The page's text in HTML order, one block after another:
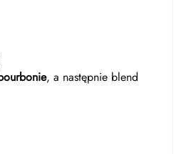
, a następnie blend